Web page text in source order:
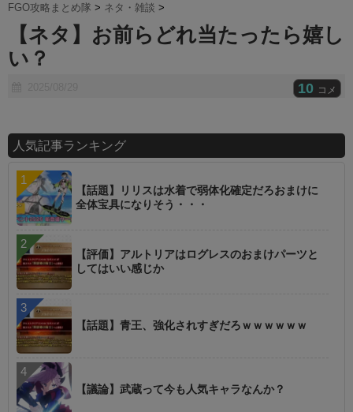
FGO攻略まとめ隊 > ネタ・雑談 >
【ネタ】お前らどれ当たったら嬉し
い？
10 コメ
人気記事ランキング
【話題】リリスは水着で弱体化確定だろおまけに
全体宝具になりそう・・・
【評価】アルトリアはログレスのおまけパーツと
してはいい感じか
【話題】青王、強化されすぎだろｗｗｗｗｗｗ
【議論】武蔵って今も人気キャラなんか？